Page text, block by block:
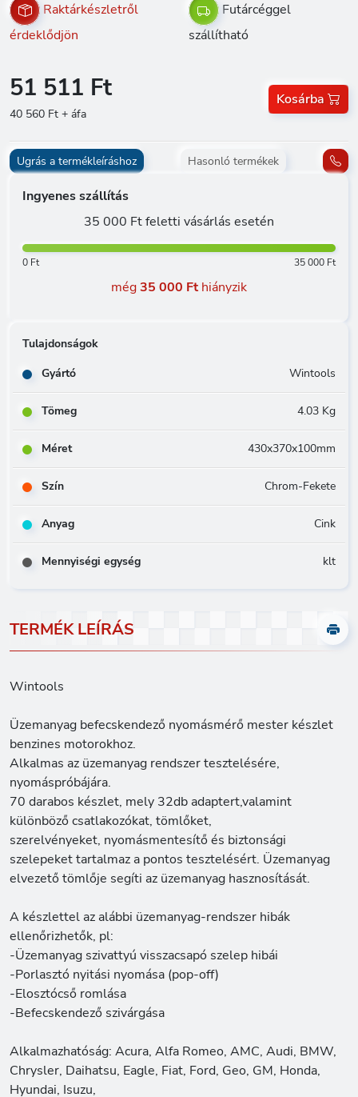
TERMÉK LEÍRÁS
Wintools
Üzemanyag befecskendező nyomásmérő mester készlet
benzines motorokhoz.
Alkalmas az üzemanyag rendszer tesztelésére,
nyomáspróbájára.
70 darabos készlet, mely 32db adaptert,valamint
különböző csatlakozókat, tömlőket,
szerelvényeket, nyomásmentesítő és biztonsági
szelepeket tartalmaz a pontos tesztelésért. Üzemanyag
elvezető tömlője segíti az üzemanyag hasznosítását.
A készlettel az alábbi üzemanyag-rendszer hibák
ellenőrizhetők, pl:
-Üzemanyag szivattyú visszacsapó szelep hibái
-Porlasztó nyitási nyomása (pop-off)
-Elosztócső romlása
-Befecskendező szivárgása
Alkalmazhatóság: Acura, Alfa Romeo, AMC, Audi, BMW,
Chrysler, Daihatsu, Eagle, Fiat, Ford, Geo, GM, Honda,
Hyundai, Isuzu,
Raktárkészletről
érdeklődjön
Futárcéggel
szállítható
51 511 Ft
40 560 Ft + áfa
Kosárba
Ugrás a termékleíráshoz Hasonló termékek
Ingyenes szállítás
35 000 Ft feletti vásárlás esetén
0 Ft 35 000 Ft
még35 000 Fthiányzik
Tulajdonságok
Gyártó
Wintools
Tömeg 4.03 Kg
Méret 430x370x100mm
Szín Chrom-Fekete
Anyag Cink
Mennyiségi egység klt